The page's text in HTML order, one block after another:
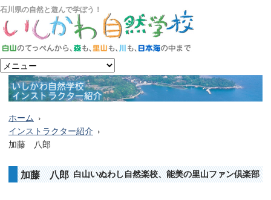
石川県の自然と遊んで学ぼう！
ホーム
インストラクター紹介
加藤 八郎
加藤 八郎 白山いぬわし自然楽校、能美の里山ファン倶楽部